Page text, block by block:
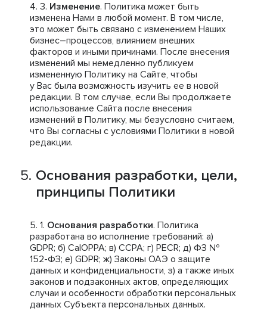
Изменение. Политика может быть
изменена Нами в любой момент. В том числе,
это может быть связано с изменением Наших
бизнес–процессов, влиянием внешних
факторов и иными причинами. После внесения
изменений мы немедленно публикуем
измененную Политику на Сайте, чтобы
у Вас была возможность изучить ее в новой
редакции. В том случае, если Вы продолжаете
использование Сайта после внесения
изменений в Политику, мы безусловно считаем,
что Вы согласны с условиями Политики в новой
редакции.
Основания разработки, цели,
принципы Политики
Основания разработки. Политика
разработана во исполнение требований: a)
GDPR; б) CalOPPA; в) CCPA; г) PECR; д) ФЗ №
152-ФЗ; е) GDPR; ж) Законы ОАЭ о защите
данных и конфиденциальности, з) а также иных
законов и подзаконных актов, определяющих
случаи и особенности обработки персональных
данных Субъекта персональных данных.